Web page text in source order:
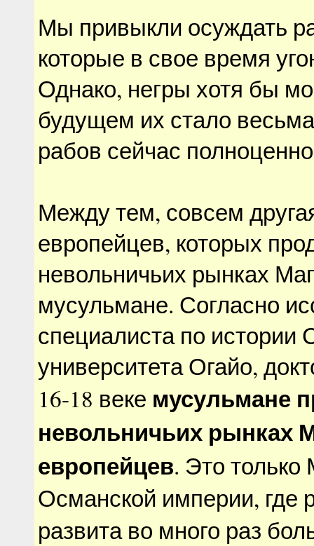
Мы привыкли осуждать
которые в свое время
Однако, негры хотя бы
будущем их стало
рабов сейчас
Между тем, совсем
европейцев, которых
невольничьих рынках
мусульмане. Согласно
специалиста по истории
университета Огайо,
16-18 веке мусульмане
невольничьих рынках
европейцев. Это только
Османской империи, где
развита во много раз